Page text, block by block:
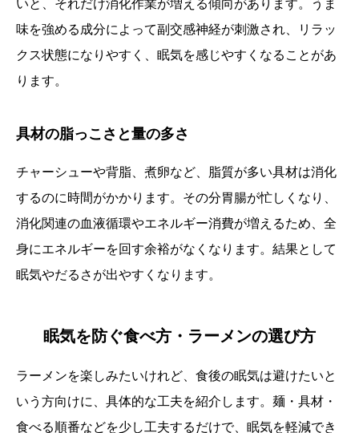
いと、それだけ消化作業が増える傾向があります。うま
味を強める成分によって副交感神経が刺激され、リラッ
クス状態になりやすく、眠気を感じやすくなることがあ
ります。
具材の脂っこさと量の多さ
チャーシューや背脂、煮卵など、脂質が多い具材は消化
するのに時間がかかります。その分胃腸が忙しくなり、
消化関連の血液循環やエネルギー消費が増えるため、全
身にエネルギーを回す余裕がなくなります。結果として
眠気やだるさが出やすくなります。
眠気を防ぐ食べ方・ラーメンの選び方
ラーメンを楽しみたいけれど、食後の眠気は避けたいと
いう方向けに、具体的な工夫を紹介します。麺・具材・
食べる順番などを少し工夫するだけで、眠気を軽減でき